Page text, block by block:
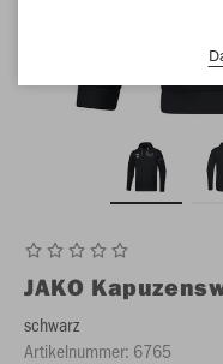
JAKO
schwarz
Artikelnummer: 6765